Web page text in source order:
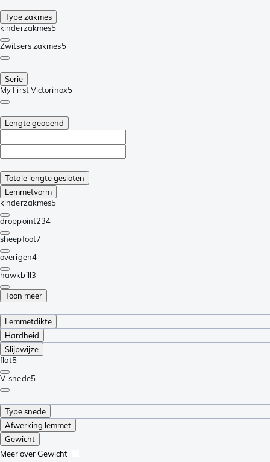
Type zakmes
kinderzakmes5
Zwitsers zakmes5
Serie
My First Victorinox5
Lengte geopend
Totale lengte gesloten
Lemmetvorm
kinderzakmes5
droppoint234
sheepfoot7
overigen4
hawkbill3
Toon meer
Lemmetdikte
Hardheid
Slijpwijze
flat5
V-snede5
Type snede
Afwerking lemmet
Gewicht
Meer over Gewicht